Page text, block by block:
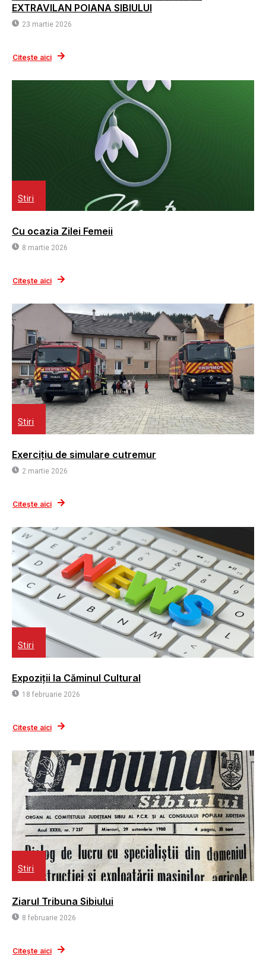
EXTRAVILAN POIANA SIBIULUI
23 martie 2026
Citește aici
Stiri
Cu ocazia Zilei Femeii
8 martie 2026
Citește aici
Stiri
Exercițiu de simulare cutremur
2 martie 2026
Citește aici
Stiri
Expoziții la Căminul Cultural
18 februarie 2026
Citește aici
Stiri
Ziarul Tribuna Sibiului
8 februarie 2026
Citește aici